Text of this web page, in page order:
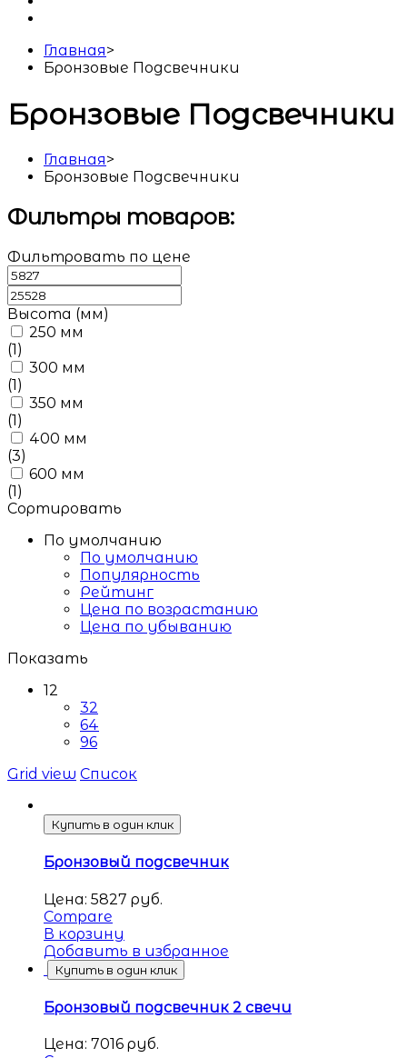
Главная>
Бронзовые Подсвечники
Бронзовые Подсвечники
Главная>
Бронзовые Подсвечники
Фильтры товаров:
Фильтровать по цене
Высота (мм)
250 мм
(1)
300 мм
(1)
350 мм
(1)
400 мм
(3)
600 мм
(1)
Сортировать
По умолчанию
По умолчанию
Популярность
Рейтинг
Цена по возрастанию
Цена по убыванию
Показать
12
32
64
96
Grid view Список
Купить в один клик
Бронзовый подсвечник
Цена: 5827 руб.
Compare
В корзину
Добавить в избранное
Купить в один клик
Бронзовый подсвечник 2 свечи
Цена: 7016 руб.